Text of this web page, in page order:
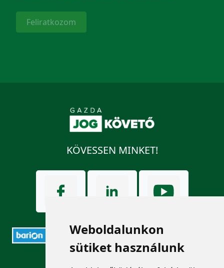
Weboldalunkon
sütiket használunk
Feliratkozom
KÖVESSEN MINKET!